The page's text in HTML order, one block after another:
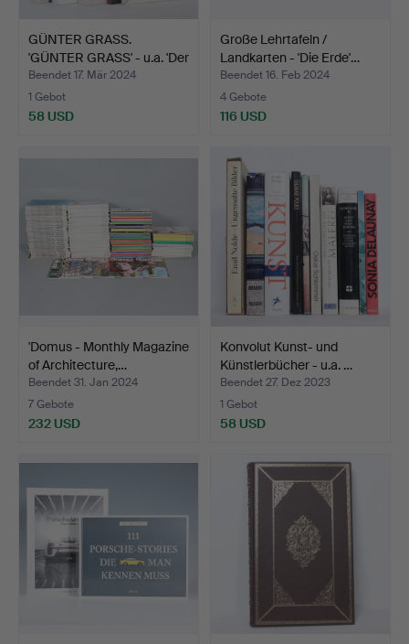
GÜNTER GRASS.
'GÜNTER GRASS' - u.a. 'Der
S…
Beendet 17. Mär 2024
1 Gebot
58 USD
Große Lehrtafeln /
Landkarten - 'Die Erde'…
Beendet 16. Feb 2024
4 Gebote
116 USD
'Domus - Monthly Magazine
of Architecture,…
Beendet 31. Jan 2024
7 Gebote
232 USD
Konvolut Kunst- und
Künstlerbücher - u.a. …
Beendet 27. Dez 2023
1 Gebot
58 USD